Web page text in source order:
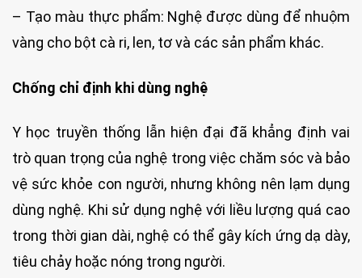
– Tạo màu thực phẩm: Nghệ được dùng để nhuộm
vàng cho bột cà ri, len, tơ và các sản phẩm khác.
Chống chỉ định khi dùng nghệ
Y học truyền thống lẫn hiện đại đã khẳng định vai
trò quan trọng của nghệ trong việc chăm sóc và bảo
vệ sức khỏe con người, nhưng không nên lạm dụng
dùng nghệ. Khi sử dụng nghệ với liều lượng quá cao
trong thời gian dài, nghệ có thể gây kích ứng dạ dày,
tiêu chảy hoặc nóng trong người.